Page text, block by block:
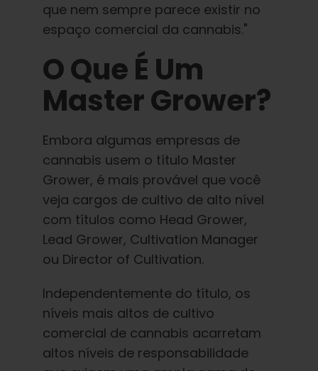
que nem sempre parece existir no
espaço comercial da cannabis."
O Que É Um
Master Grower?
Embora algumas empresas de
cannabis usem o título Master
Grower, é mais provável que você
veja cargos de cultivo de alto nível
com títulos como Head Grower,
Lead Grower, Cultivation Manager
ou Director of Cultivation.
Independentemente do título, os
níveis mais altos de cultivo
comercial de cannabis acarretam
altos níveis de responsabilidade